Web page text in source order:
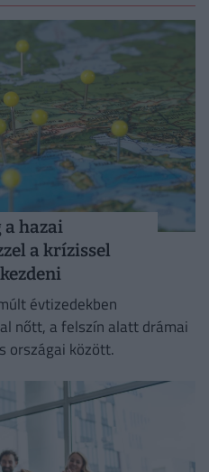
a hazai
a krízissel
évtizedekben
nőtt, a felszín alatt drámai
országai között.